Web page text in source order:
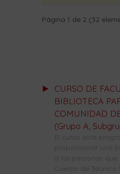
Página 1 de 2 (32
CURSO DE
BIBLIOTECA
COMUNIDAD
(Grupo A,
El curso está
proporcionar una
a las personas
Cuerpo de Técnico